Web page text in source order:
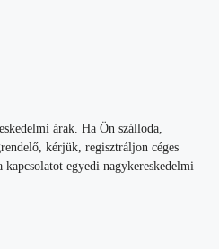
árak. Ha Ön szálloda,
kérjük, regisztráljon céges
egyedi nagykereskedelmi